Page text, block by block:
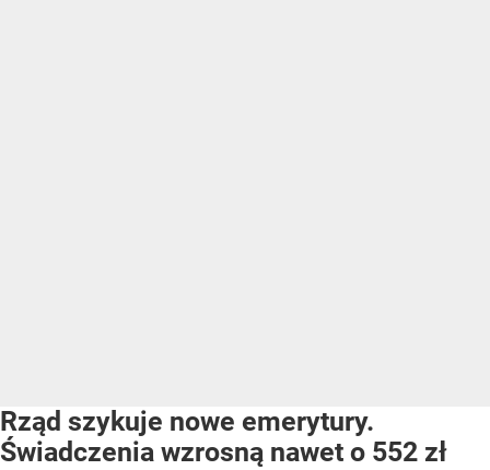
Rząd szykuje nowe emerytury.
Świadczenia wzrosną nawet o 552 zł